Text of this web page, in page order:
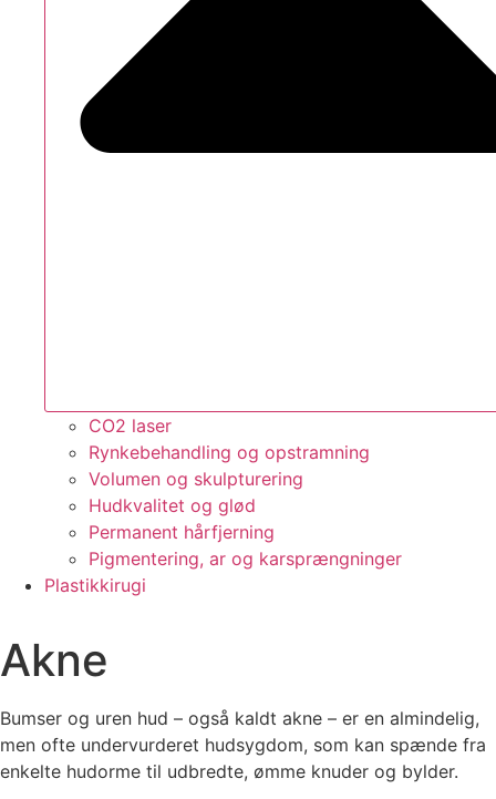
CO2 laser
Rynkebehandling og opstramning
Volumen og skulpturering
Hudkvalitet og glød
Permanent hårfjerning
Pigmentering, ar og karsprængninger
Plastikkirugi
Akne
Bumser og uren hud – også kaldt akne – er en almindelig,
men ofte undervurderet hudsygdom, som kan spænde fra
enkelte hudorme til udbredte, ømme knuder og bylder.